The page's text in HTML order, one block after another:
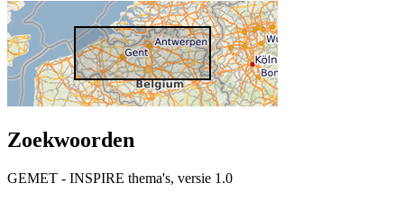
Zoekwoorden
GEMET - INSPIRE thema's, versie 1.0